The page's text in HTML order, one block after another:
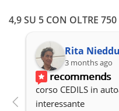
4,9 SU 5 CON OLTRE
Rita Nieddu
3 months ago
recommends
corso CEDILS in
interessante